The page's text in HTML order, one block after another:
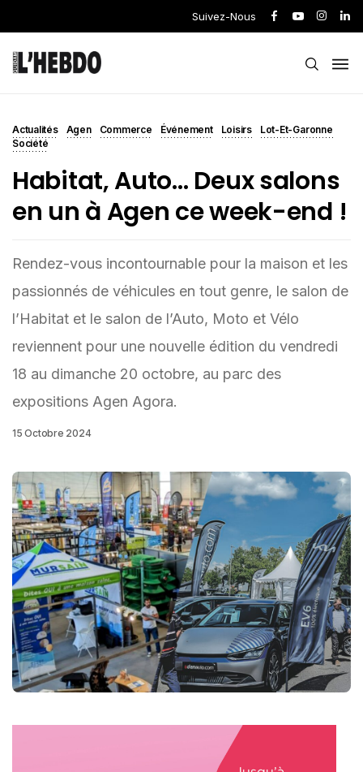
Suivez-Nous
Actualités Agen Commerce Événement Loisirs
Lot-Et-Garonne
Société
Habitat, Auto… Deux salons
en un à Agen ce week-end !
Rendez-vous incontournable pour la maison et les
passionnés de véhicules en tout genre, le salon de
l’Habitat et le salon de l’Auto, Moto et Vélo
reviennent pour une nouvelle édition du vendredi
18 au dimanche 20 octobre, au parc des
expositions Agen Agora.
15 Octobre 2024